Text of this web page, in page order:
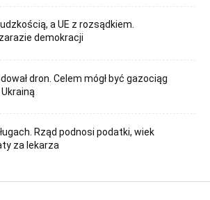
a UE z rozsądkiem.
demokracji
dron. Celem mógł być gazociąg
Rząd podnosi podatki, wiek
za lekarza